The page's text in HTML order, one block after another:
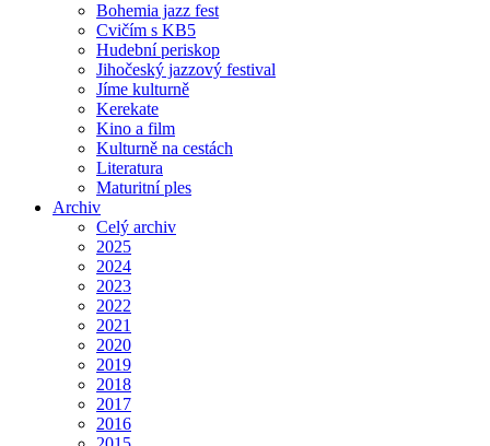
Bohemia jazz fest
Cvičím s KB5
Hudební periskop
Jihočeský jazzový festival
Jíme kulturně
Kerekate
Kino a film
Kulturně na cestách
Literatura
Maturitní ples
Archiv
Celý archiv
2025
2024
2023
2022
2021
2020
2019
2018
2017
2016